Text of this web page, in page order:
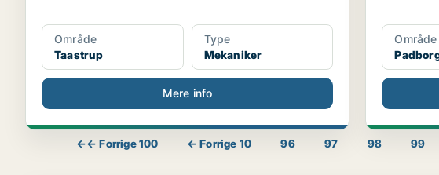
Område
Taastrup
Type
Mekaniker
Mere info
Område
←← Forrige 100 ← Forrige 10 96 97 98 99